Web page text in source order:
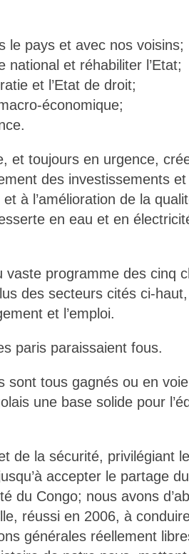
le pays et avec nos voisins;
national et réhabiliter l’Etat;
et l’Etat de droit;
économique;
et toujours en urgence,
des investissements
à l’amélioration de la
en eau et en
vaste programme des cinq
des secteurs cités ci-
et l’emploi.
paris paraissaient fous.
sont tous gagnés ou en
une base solide pour
de la sécurité, privilégiant
accepter le partage
du Congo; nous avons
réussi en 2006, à
générales réellement